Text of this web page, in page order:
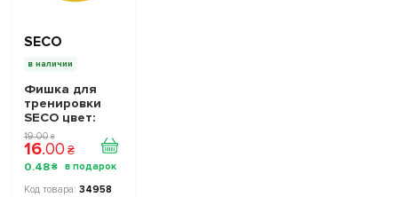
SECO
в наличии
Фишка для
тренировки
SECO цвет:
желтый
19.00 ₴
16.00 ₴
0.48 ₴
34958